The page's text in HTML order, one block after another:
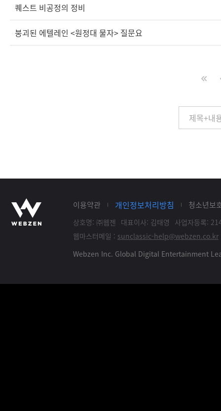
퀘스트 비공정의 정비
붕괴된 에텔레인 <원정대 물자> 질문요
이용약관 개인정보처리방침 청소년보
상호명: ㈜웹젠 대표이사: 김태영
사업자등록:
웹마스터메일 : sunclassic-help@webzen.co.kr
Webzen Inc. Global Digital Entertainment